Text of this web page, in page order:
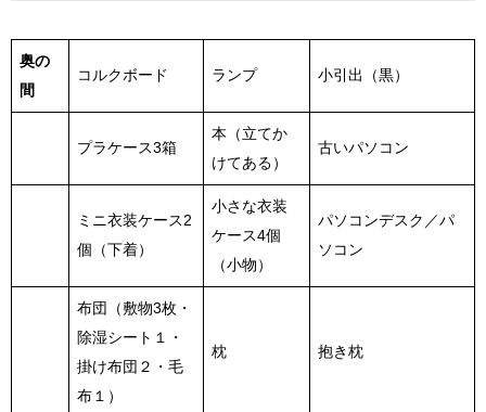
奥の
間
コルクボード ランプ 小引出（黒）
プラケース3箱
本（立てか
けてある）
古いパソコン
ミニ衣装ケース2
個（下着）
小さな衣装
ケース4個
（小物）
パソコンデスク／パ
ソコン
布団（敷物3枚・
除湿シート１・
掛け布団２・毛
布１）
枕 抱き枕